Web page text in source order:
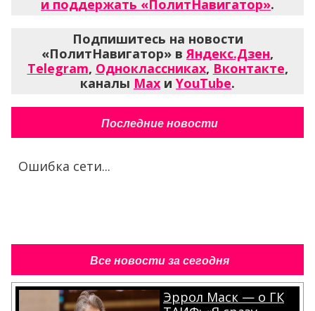
и поддержать «ПолитНавигатор».
Подпишитесь на новости
«ПолитНавигатор» вЯндекс.Дзен,
Telegram, Одноклассниках, Вконтакте,
каналы Max и YouTube.
Последние новости
Ошибка сети...
Все новости за сегодня
Эррол Маск — о ГК